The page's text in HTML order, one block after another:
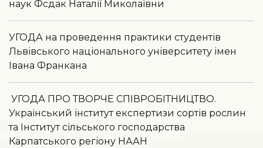
наук Фсдак Наталії Миколаївни
УГОДА на проведення практики студентів
Львівського національного університету імен
Івана Франкана
УГОДА ПРО ТВОРЧЕ СПІВРОБІТНИЦТВО.
Український інститут експертизи сортів рослин
та Інститут сільського господарства
Карпатського регіону НААН